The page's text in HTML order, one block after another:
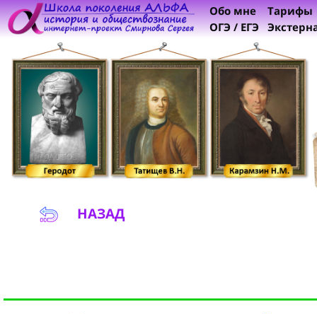
Обо мне
ОГЭ / ЕГЭ
Тарифы
НАЗАД